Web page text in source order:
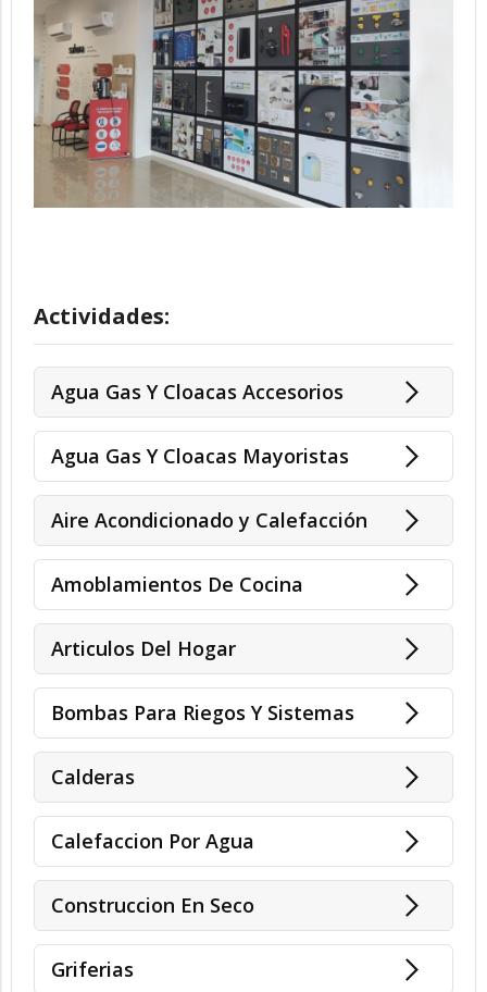
Actividades:
Agua Gas Y Cloacas Accesorios
Agua Gas Y Cloacas Mayoristas
Aire Acondicionado y Calefacción
Amoblamientos De Cocina
Articulos Del Hogar
Bombas Para Riegos Y Sistemas
Calderas
Calefaccion Por Agua
Construccion En Seco
Griferias